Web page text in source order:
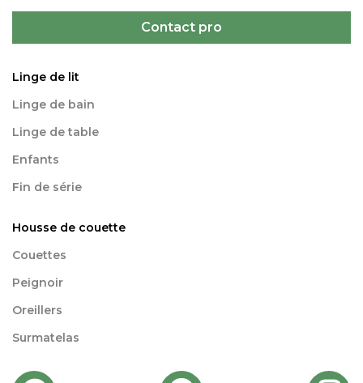
Contact pro
Linge de lit
Linge de bain
Linge de table
Enfants
Fin de série
Housse de couette
Couettes
Peignoir
Oreillers
Surmatelas